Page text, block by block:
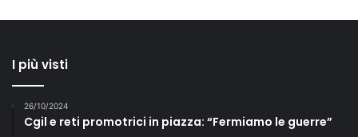
I più visti
26/10/2024
Cgil e reti promotrici in piazza: “Fermiamo le guerre”